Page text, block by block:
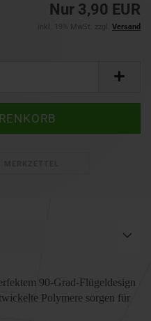
Nur 3,90 EUR
inkl. 19% MwSt. zzgl. Versand
90-Grad-Flügeldesign
Polymere sorgen für